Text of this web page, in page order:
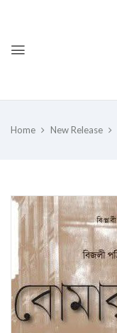
Home New Release